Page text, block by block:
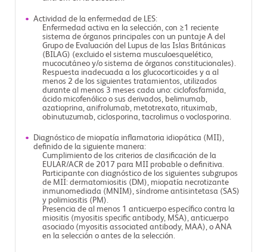
Actividad de la enfermedad de LES:
Enfermedad activa en la selección, con ≥1 reciente
sistema de órganos principales con un puntaje A del
Grupo de Evaluación del Lupus de las Islas Británicas
(BILAG) (excluido el sistema musculoesquelético,
mucocutáneo y/o sistema de órganos constitucionales).
Respuesta inadecuada a los glucocorticoides y a al
menos 2 de los siguientes tratamientos, utilizados
durante al menos 3 meses cada uno: ciclofosfamida,
ácido micofenólico o sus derivados, belimumab,
azatioprina, anifrolumab, metotrexato, rituximab,
obinutuzumab, ciclosporina, tacrolimus o voclosporina.
Diagnóstico de miopatía inflamatoria idiopática (MII),
definido de la siguiente manera:
Cumplimiento de los criterios de clasificación de la
EULAR/ACR de 2017 para MII probable o definitiva.
Participante con diagnóstico de los siguientes subgrupos
de MII: dermatomiositis (DM), miopatía necrotizante
inmunomediada (MNIM), síndrome antisintetasa (SAS)
y polimiositis (PM).
Presencia de al menos 1 anticuerpo específico contra la
miositis (myositis specific antibody, MSA), anticuerpo
asociado (myositis associated antibody, MAA), o ANA
en la selección o antes de la selección.